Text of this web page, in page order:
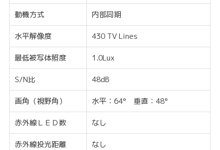
動機方式 内部同期
水平解像度 430 TV Lines
最低被写体照度 1.0Lux
S/N比 48dB
画角（視野角） 水平：64° 垂直：48°
赤外線ＬＥＤ数 なし
赤外線投光距離 なし